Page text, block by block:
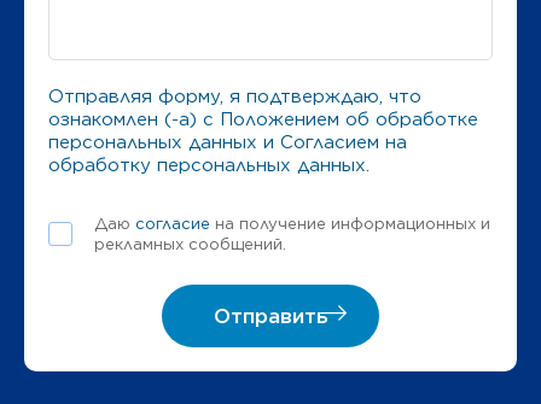
Отправляя форму, я подтверждаю, что
ознакомлен (-а) с Положением об обработке
персональных данных и Согласием на
обработку персональных данных.
Даю согласие на получение информационных и
рекламных сообщений.
Отправить